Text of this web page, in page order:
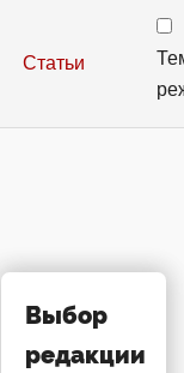
Статьи
Выбор
редакции